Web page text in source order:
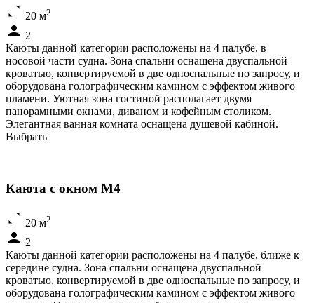
20 м2
2
Каюты данной категории расположены на 4 палубе, в
носовой части судна. Зона спальни оснащена двуспальной
кроватью, конвертируемой в две односпальные по запросу, и
оборудована голографическим камином с эффектом живого
пламени. Уютная зона гостиной располагает двумя
панорамными окнами, диваном и кофейным столиком.
Элегантная ванная комната оснащена душевой кабиной.
Выбрать
Каюта с окном M4
20 м2
2
Каюты данной категории расположены на 4 палубе, ближе к
середине судна. Зона спальни оснащена двуспальной
кроватью, конвертируемой в две односпальные по запросу, и
оборудована голографическим камином с эффектом живого